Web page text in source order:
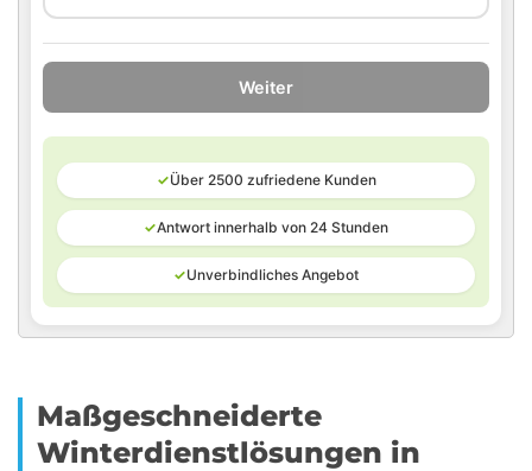
Weiter
✓Über 2500 zufriedene Kunden
✓Antwort innerhalb von 24 Stunden
✓Unverbindliches Angebot
Maßgeschneiderte
Winterdienstlösungen in